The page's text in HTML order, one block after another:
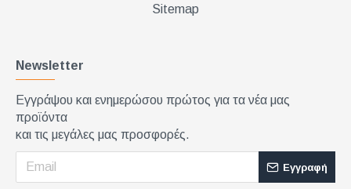
Sitemap
Newsletter
Εγγράψου και ενημερώσου πρώτος για τα νέα μας
προϊόντα
και τις μεγάλες μας προσφορές.
Εγγραφή